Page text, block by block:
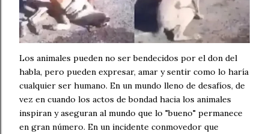
Los animales pueden no ser bendecidos por el don del
habla, pero pueden expresar, amar y sentir como lo haría
cualquier ser humano. En un mundo lleno de desafíos, de
vez en cuando los actos de bondad hacia los animales
inspiran y aseguran al mundo que lo "bueno" permanece
en gran número. En un incidente conmovedor que